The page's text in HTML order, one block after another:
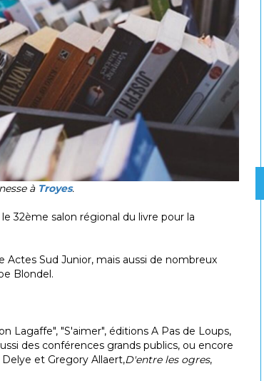
à Troyes.
32ème salon régional du livre pour la
Sud Junior, mais aussi de nombreux
Blondel.
Lagaffe", "S'aimer", éditions A Pas de Loups,
des conférences grands publics, ou encore
et Gregory Allaert,D'entre les ogres,